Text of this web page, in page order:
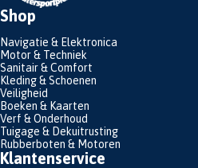
Shop
Navigatie & Elektronica
Motor & Techniek
Sanitair & Comfort
Kleding & Schoenen
Veiligheid
Boeken & Kaarten
Verf & Onderhoud
Tuigage & Dekuitrusting
Rubberboten & Motoren
Klantenservice